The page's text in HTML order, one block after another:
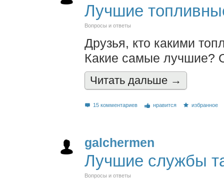
Лучшие
Вопросы и ответы
Друзья, кто какими
Какие самые лучшие?
Читать дальшe →
15 комментариев нравится избранное
galchermen
Лучшие службы
Вопросы и ответы